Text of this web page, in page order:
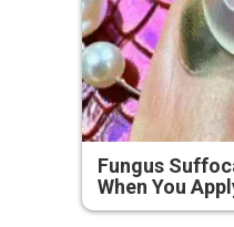
Fungus
When You